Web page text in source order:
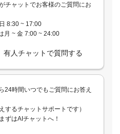
チャットでお客様のご質問にお
8:30 ~ 17:00
月 ~ 金 7:00 ~ 24:00
有人チャットで質問する
24時間いつでもご質問にお答え
するチャットサポートです）
ずはAIチャットへ！